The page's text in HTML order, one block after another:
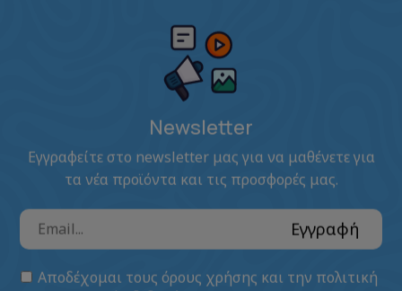
Newsletter
Εγγραφείτε στο newsletter μας για να μαθένετε για
τα νέα προϊόντα και τις προσφορές μας.
Εγγραφή
Αποδέχομαι τους όρους χρήσης και την πολιτική